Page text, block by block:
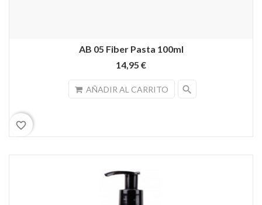
AB 05 Fiber Pasta 100ml
14,95 €
AÑADIR AL CARRITO search
favorite_border